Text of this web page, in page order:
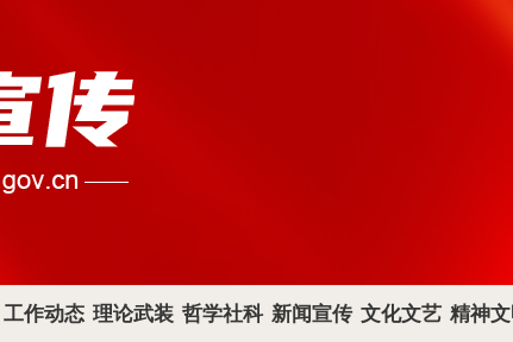
工作动态 理论武装 哲学社科 新闻宣传 文化文艺 精神文